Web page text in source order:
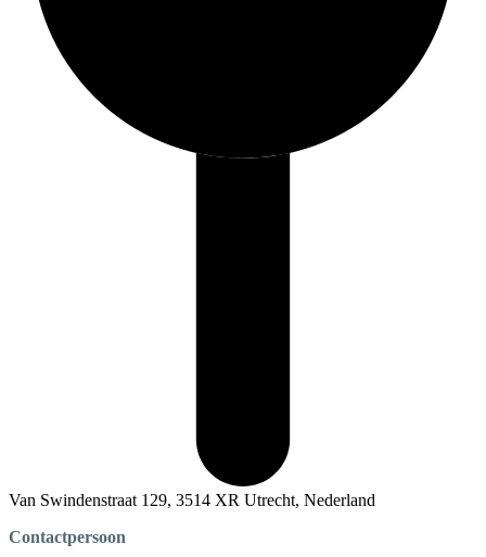
Van Swindenstraat 129, 3514 XR Utrecht, Nederland
Contactpersoon